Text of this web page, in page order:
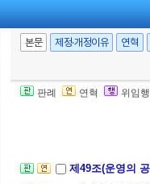
23., 일부개정]
본문 제정·개정이유 연혁
판례 연혁 위임
제5절 회계
제47조(회계연
제49조(운영의